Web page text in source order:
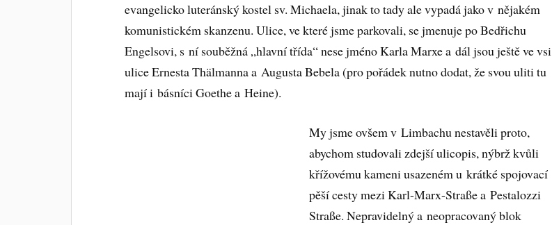
evangelicko luteránský kostel sv. Michaela, jinak to tady ale vypadá jako v nějakém
komunistickém skanzenu. Ulice, ve které jsme parkovali, se jmenuje po Bedřichu
Engelsovi, s ní souběžná „hlavní třída“ nese jméno Karla Marxe a dál jsou ještě ve vsi
ulice Ernesta Thälmanna a Augusta Bebela (pro pořádek nutno dodat, že svou uliti tu
mají i básníci Goethe a Heine).
My jsme ovšem v Limbachu nestavěli proto,
abychom studovali zdejší ulicopis, nýbrž kvůli
křížovému kameni usazeném u krátké spojovací
pěší cesty mezi Karl-Marx-Straße a Pestalozzi
Straße. Nepravidelný a neopracovaný blok